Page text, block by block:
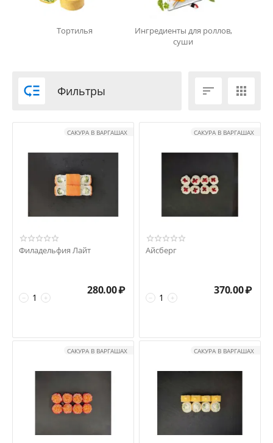
Тортилья
Ингредиенты для роллов,
суши
 Фильтры  
САКУРА В ВАРГАШАХ
Филадельфия Лайт
+
−
280.00₽
САКУРА В ВАРГАШАХ
Айсберг
+
−
370.00₽
САКУРА В ВАРГАШАХ САКУРА В ВАРГАШАХ